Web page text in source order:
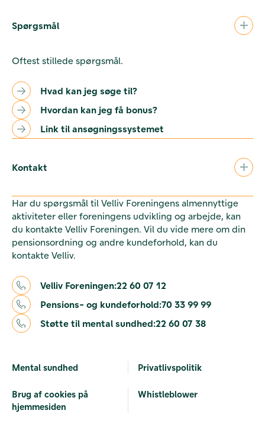
Spørgsmål
Oftest stillede spørgsmål.
Hvad kan jeg søge til?
Hvordan kan jeg få bonus?
Link til ansøgningssystemet
Kontakt
Har du spørgsmål til Velliv Foreningens almennyttige
aktiviteter eller foreningens udvikling og arbejde, kan
du kontakte Velliv Foreningen. Vil du vide mere om din
pensionsordning og andre kundeforhold, kan du
kontakte Velliv.
Velliv Foreningen:22 60 07 12
Pensions- og kundeforhold:70 33 99 99
Støtte til mental sundhed:22 60 07 38
Mental sundhed Privatlivspolitik
Brug af cookies på
hjemmesiden
Whistleblower